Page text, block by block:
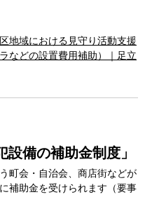
地域における見守り活動支援
などの設置費用補助）｜足立
備の補助金制度」
町会・自治会、商店街などが
補助金を受けられます（要事